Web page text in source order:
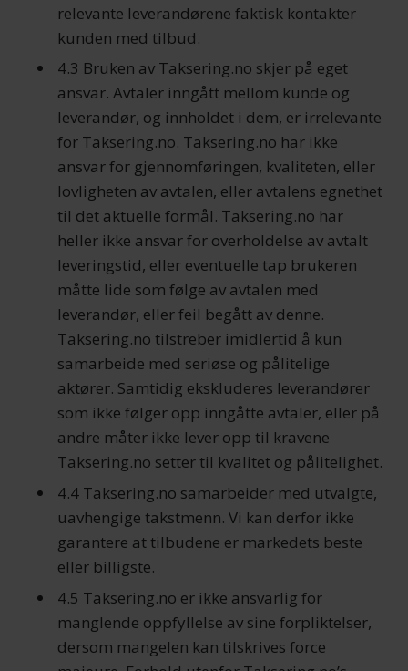
relevante leverandørene faktisk kontakter
kunden med tilbud.
4.3 Bruken av Taksering.no skjer på eget
ansvar. Avtaler inngått mellom kunde og
leverandør, og innholdet i dem, er irrelevante
for Taksering.no. Taksering.no har ikke
ansvar for gjennomføringen, kvaliteten, eller
lovligheten av avtalen, eller avtalens egnethet
til det aktuelle formål. Taksering.no har
heller ikke ansvar for overholdelse av avtalt
leveringstid, eller eventuelle tap brukeren
måtte lide som følge av avtalen med
leverandør, eller feil begått av denne.
Taksering.no tilstreber imidlertid å kun
samarbeide med seriøse og pålitelige
aktører. Samtidig ekskluderes leverandører
som ikke følger opp inngåtte avtaler, eller på
andre måter ikke lever opp til kravene
Taksering.no setter til kvalitet og pålitelighet.
4.4 Taksering.no samarbeider med utvalgte,
uavhengige takstmenn. Vi kan derfor ikke
garantere at tilbudene er markedets beste
eller billigste.
4.5 Taksering.no er ikke ansvarlig for
manglende oppfyllelse av sine forpliktelser,
dersom mangelen kan tilskrives force